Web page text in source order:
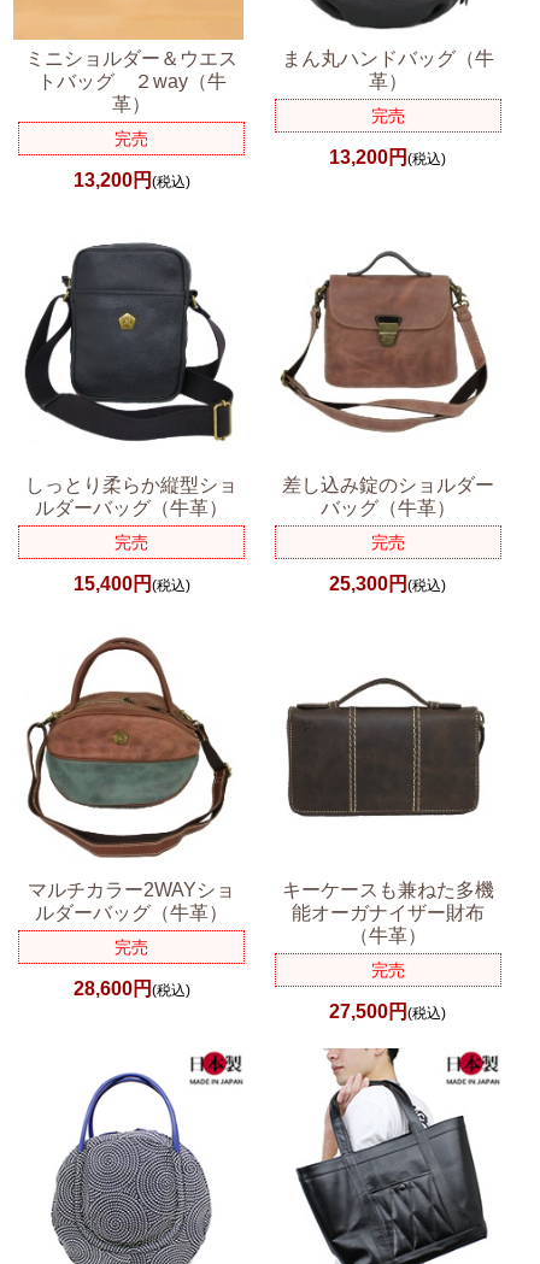
ミニショルダー＆ウエス
トバッグ ２way（牛
革）
完売
13,200円 (税込)
まん丸ハンドバッグ（牛
革）
完売
13,200円(税込)
しっとり柔らか縦型ショ
ルダーバッグ（牛革）
完売
15,400円 (税込)
差し込み錠のショルダー
バッグ（牛革）
完売
25,300円(税込)
マルチカラー2WAYショ
ルダーバッグ（牛革）
完売
28,600円 (税込)
キーケースも兼ねた多機
能オーガナイザー財布
（牛革）
完売
27,500円(税込)